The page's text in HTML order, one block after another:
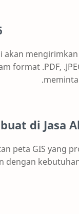
Peta
akan
format .PDF,
di Jasa
peta GIS yang
dengan